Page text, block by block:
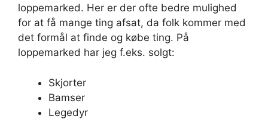
loppemarked. Her er der ofte bedre mulighed
for at få mange ting afsat, da folk kommer med
det formål at finde og købe ting. På
loppemarked har jeg f.eks. solgt:
Skjorter
Bamser
Legedyr